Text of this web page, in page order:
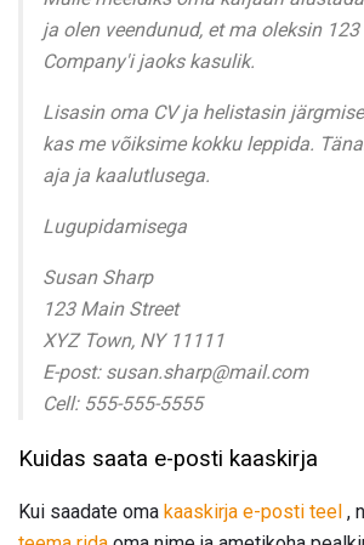
ja olen veendunud, et ma oleksin
Company'i jaoks kasulik.
Lisasin oma CV ja helistasin
kas me võiksime kokku leppida.
aja ja kaalutlusega.
Lugupidamisega
Susan Sharp
123 Main Street
XYZ Town, NY 11111
E-post: susan.sharp@mail.com
Cell: 555-555-5555
Kuidas saata e-posti kaaskirja
Kui saadate oma kaaskirja e-posti teel ,